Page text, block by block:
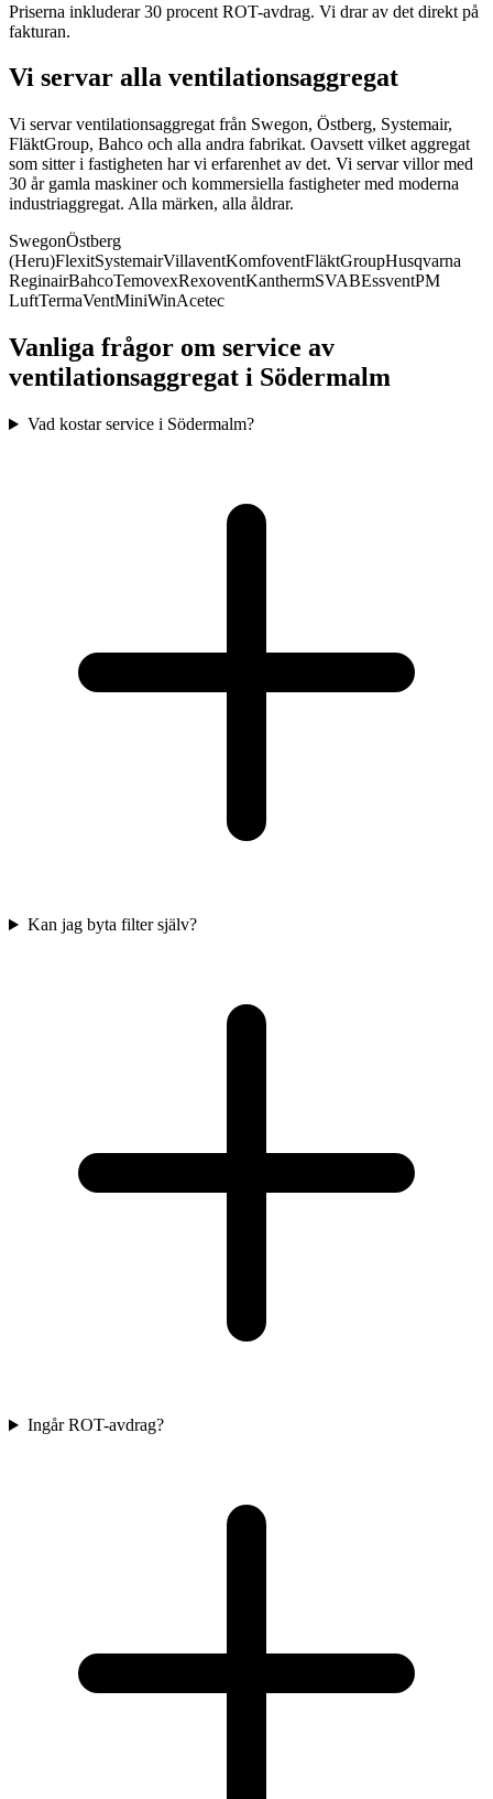
Priserna inkluderar 30 procent ROT-avdrag. Vi drar av det direkt på
fakturan.
Vi servar alla ventilationsaggregat
Vi servar ventilationsaggregat från Swegon, Östberg, Systemair,
FläktGroup, Bahco och alla andra fabrikat. Oavsett vilket aggregat
som sitter i fastigheten har vi erfarenhet av det. Vi servar villor med
30 år gamla maskiner och kommersiella fastigheter med moderna
industriaggregat. Alla märken, alla åldrar.
SwegonÖstberg
(Heru)FlexitSystemairVillaventKomfoventFläktGroupHusqvarna
ReginairBahcoTemovexRexoventKanthermSVABEssventPM
LuftTermaVentMiniWinAcetec
Vanliga frågor om service av
ventilationsaggregat i Södermalm
Vad kostar service i Södermalm?
Kan jag byta filter själv?
Ingår ROT-avdrag?